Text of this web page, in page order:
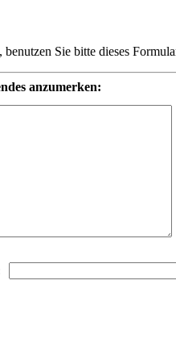
Sie bitte dieses
anzumerken: